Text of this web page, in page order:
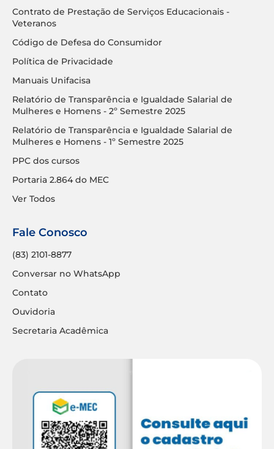
Contrato de Prestação de Serviços Educacionais -
Veteranos
Código de Defesa do Consumidor
Política de Privacidade
Manuais Unifacisa
Relatório de Transparência e Igualdade Salarial de
Mulheres e Homens - 2º Semestre 2025
Relatório de Transparência e Igualdade Salarial de
Mulheres e Homens - 1º Semestre 2025
PPC dos cursos
Portaria 2.864 do MEC
Ver Todos
Fale Conosco
(83) 2101-8877
Conversar no WhatsApp
Contato
Ouvidoria
Secretaria Acadêmica